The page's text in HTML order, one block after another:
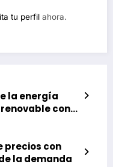
tu perfil ahora.
la energía
con
precios con
la demanda